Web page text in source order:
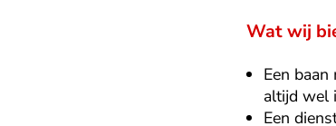
Wat wij
Een
altijd wel
Een